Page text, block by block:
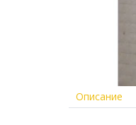
Описание